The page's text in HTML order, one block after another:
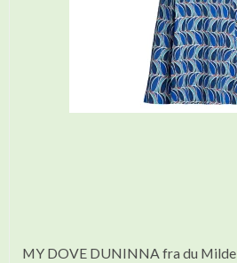
MY DOVE DUNINNA fra du Milde